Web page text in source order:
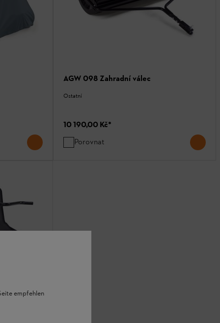
AGW 098 Zahradní válec
Ostatní
10 190,00 Kč*
Porovnat
empfehlen